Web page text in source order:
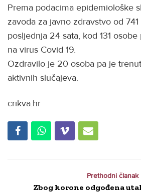
Prema podacima epidemiološke
zavoda za javno zdravstvo od
posljednja 24 sata, kod 131
na virus Covid 19.
Ozdravilo je 20 osoba pa je
aktivnih slučajeva.
crikva.hr
Prethodni članak
Zbog korone odgođena